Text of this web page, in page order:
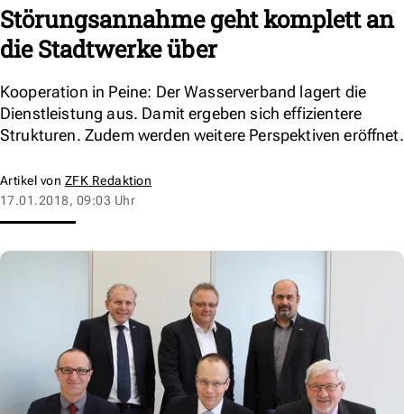
Störungsannahme geht komplett an
die Stadtwerke über
Kooperation in Peine: Der Wasserverband lagert die
Dienstleistung aus. Damit ergeben sich effizientere
Strukturen. Zudem werden weitere Perspektiven eröffnet.
Artikel von ZFK Redaktion
17.01.2018, 09:03 Uhr